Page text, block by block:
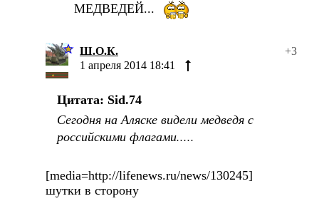
МЕДВЕДЕЙ...
Ш.О.К.
+3
1 апреля 2014 18:41
Цитата: Sid.74
Сегодня на Аляске видели медведя с
российскими флагами.....
[media=http://lifenews.ru/news/130245]
шутки в сторону